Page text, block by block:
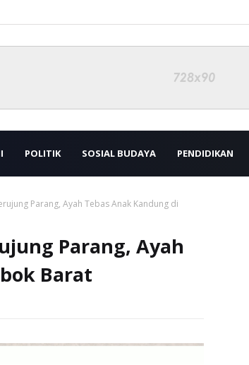
POLITIK SOSIAL BUDAYA PENDIDIKAN
Parang, Ayah Tebas Anak Kandung di
Parang, Ayah
Barat